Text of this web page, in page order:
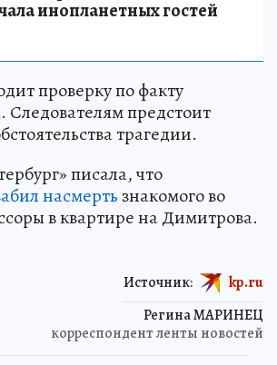
инопланетных гостей
проверку по факту
предстоит
трагедии.
писала, что
насмерть знакомого во
в квартире на Димитрова.
Регина МАРИНЕЦ
корреспондент ленты новостей
Источник: kp.ru